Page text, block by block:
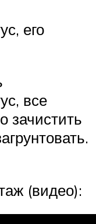
его
все
зачистить
(видео):